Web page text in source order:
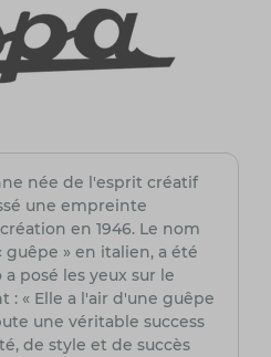
née de l'esprit créatif
une empreinte
en 1946. Le nom
» en italien, a été
posé les yeux sur le
: « Elle a l'air d'une guêpe
une véritable success
de style et de succès